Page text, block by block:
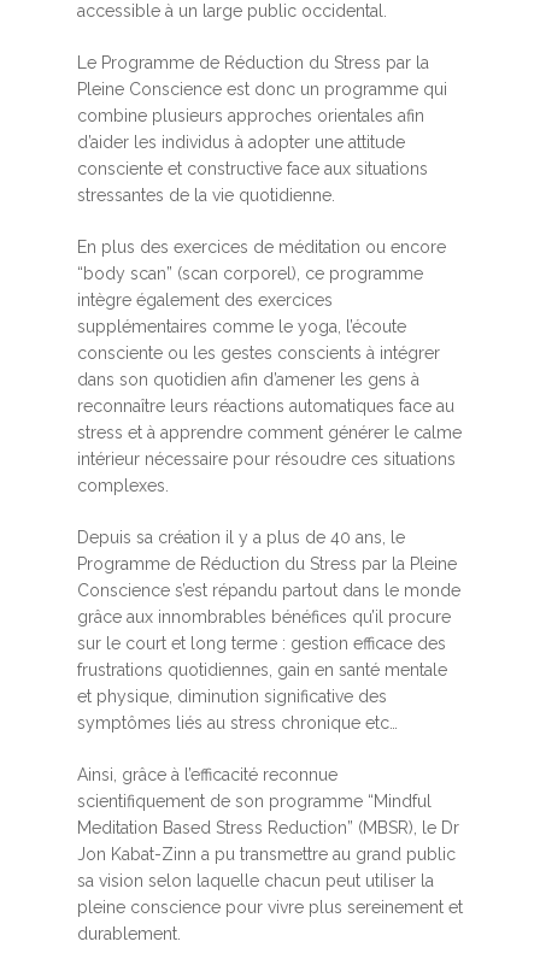
accessible à un large public occidental.
Le Programme de Réduction du Stress par la
Pleine Conscience est donc un programme qui
combine plusieurs approches orientales afin
d’aider les individus à adopter une attitude
consciente et constructive face aux situations
stressantes de la vie quotidienne.
En plus des exercices de méditation ou encore
“body scan” (scan corporel), ce programme
intègre également des exercices
supplémentaires comme le yoga, l’écoute
consciente ou les gestes conscients à intégrer
dans son quotidien afin d’amener les gens à
reconnaître leurs réactions automatiques face au
stress et à apprendre comment générer le calme
intérieur nécessaire pour résoudre ces situations
complexes.
Depuis sa création il y a plus de 40 ans, le
Programme de Réduction du Stress par la Pleine
Conscience s’est répandu partout dans le monde
grâce aux innombrables bénéfices qu’il procure
sur le court et long terme : gestion efficace des
frustrations quotidiennes, gain en santé mentale
et physique, diminution significative des
symptômes liés au stress chronique etc…
Ainsi, grâce à l’efficacité reconnue
scientifiquement de son programme “Mindful
Meditation Based Stress Reduction” (MBSR), le Dr
Jon Kabat-Zinn a pu transmettre au grand public
sa vision selon laquelle chacun peut utiliser la
pleine conscience pour vivre plus sereinement et
durablement.